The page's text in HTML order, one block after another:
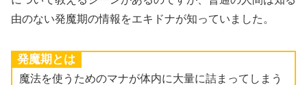
由のない発魔期の情報をエキドナが知っていました。
発魔期とは
魔法を使うためのマナが体内に大量に詰まってしまう